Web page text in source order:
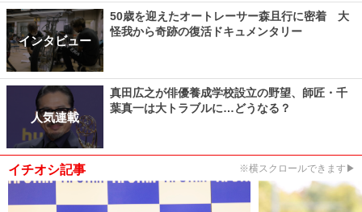
インタビュー
50歳を迎えたオートレーサー森且行に密着 大
怪我から奇跡の復活ドキュメンタリー
人気連載
真田広之が俳優養成学校設立の野望、師匠・千
葉真一は大トラブルに…どうなる？
イチオシ記事 ※横スクロールできます▶